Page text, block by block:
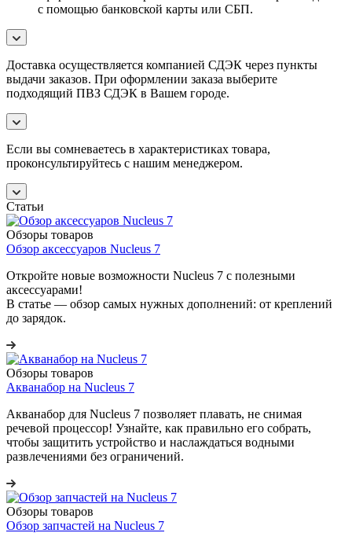
с помощью банковской карты или СБП.
Доставка осуществляется компанией СДЭК через пункты
выдачи заказов. При оформлении заказа выберите
подходящий ПВЗ СДЭК в Вашем городе.
Если вы сомневаетесь в характеристиках товара,
проконсультируйтесь с нашим менеджером.
Статьи
Обзоры товаров
Обзор аксессуаров Nucleus 7
Откройте новые возможности Nucleus 7 с полезными
аксессуарами!
В статье — обзор самых нужных дополнений: от креплений
до зарядок.
Обзоры товаров
Акванабор на Nucleus 7
Акванабор для Nucleus 7 позволяет плавать, не снимая
речевой процессор! Узнайте, как правильно его собрать,
чтобы защитить устройство и наслаждаться водными
развлечениями без ограничений.
Обзоры товаров
Обзор запчастей на Nucleus 7